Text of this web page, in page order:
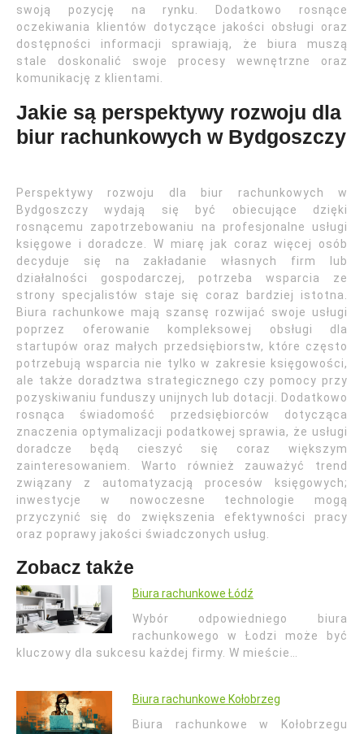
swoją pozycję na rynku. Dodatkowo rosnące
oczekiwania klientów dotyczące jakości obsługi oraz
dostępności informacji sprawiają, że biura muszą
stale doskonalić swoje procesy wewnętrzne oraz
komunikację z klientami.
Jakie są perspektywy rozwoju dla
biur rachunkowych w Bydgoszczy
Perspektywy rozwoju dla biur rachunkowych w
Bydgoszczy wydają się być obiecujące dzięki
rosnącemu zapotrzebowaniu na profesjonalne usługi
księgowe i doradcze. W miarę jak coraz więcej osób
decyduje się na zakładanie własnych firm lub
działalności gospodarczej, potrzeba wsparcia ze
strony specjalistów staje się coraz bardziej istotna.
Biura rachunkowe mają szansę rozwijać swoje usługi
poprzez oferowanie kompleksowej obsługi dla
startupów oraz małych przedsiębiorstw, które często
potrzebują wsparcia nie tylko w zakresie księgowości,
ale także doradztwa strategicznego czy pomocy przy
pozyskiwaniu funduszy unijnych lub dotacji. Dodatkowo
rosnąca świadomość przedsiębiorców dotycząca
znaczenia optymalizacji podatkowej sprawia, że usługi
doradcze będą cieszyć się coraz większym
zainteresowaniem. Warto również zauważyć trend
związany z automatyzacją procesów księgowych;
inwestycje w nowoczesne technologie mogą
przyczynić się do zwiększenia efektywności pracy
oraz poprawy jakości świadczonych usług.
Zobacz także
Biura rachunkowe Łódź
Wybór odpowiedniego biura
rachunkowego w Łodzi może być
kluczowy dla sukcesu każdej firmy. W mieście…
Biura rachunkowe Kołobrzeg
Biura rachunkowe w Kołobrzegu